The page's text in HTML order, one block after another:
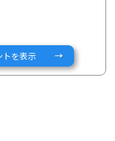
トを表示